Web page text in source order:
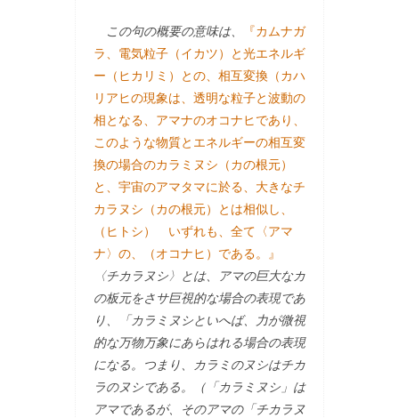
この句の概要の意味は、
『カムナガ
ラ、電気粒子（イカツ）と光エネルギ
ー（ヒカリミ）との、相互変換（カハ
リアヒの現象は、透明な粒子と波動の
相となる、アマナのオコナヒであり、
このような物質とエネルギーの相互変
換の場合のカラミヌシ（カの根元）
と、宇宙のアマタマに於る、大きなチ
カラヌシ（カの根元）とは相似し、
（ヒトシ） いずれも、全て〈アマ
ナ〉の、（オコナヒ）である。』
〈チカラヌシ〉とは、アマの巨大なカ
の板元をさサ巨視的な場合の表現であ
り、「カラミヌシといへば、力が微視
的な万物万象にあらはれる場合の表現
になる。つまり、カラミのヌシはチカ
ラのヌシである。（「カラミヌシ」は
アマであるが、そのアマの「チカラヌ